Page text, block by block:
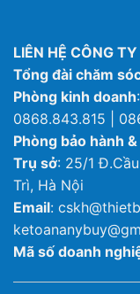
LIÊN HỆ CÔNG
Tổng đài chăm
Phòng kinh doanh
0868.843.815 |
Phòng bảo hành
Trụ sở: 25/1
Trì, Hà Nội
Email:
Mã số doanh